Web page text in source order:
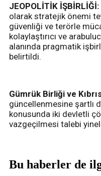
JEOPOLİTİK İŞBİRLİĞİ:
olarak stratejik önemi
güvenliği ve terörle
kolaylaştırıcı ve
alanında pragmatik
belirtildi.
Gümrük Birliği ve
güncellenmesine şartlı
konusunda iki devletli
vazgeçilmesi talebi
Bu haberler de